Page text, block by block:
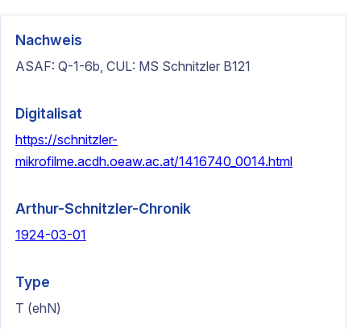
Nachweis
ASAF: Q-1-6b, CUL: MS Schnitzler B121
Digitalisat
https://schnitzler-
mikrofilme.acdh.oeaw.ac.at/1416740_0014.html
Arthur-Schnitzler-Chronik
1924-03-01
Type
T (ehN)